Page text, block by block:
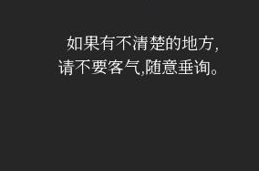
如果有不清楚的地方,
请不要客气,随意垂询。